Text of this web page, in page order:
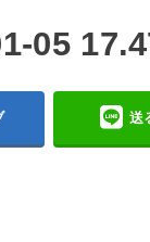
05
送